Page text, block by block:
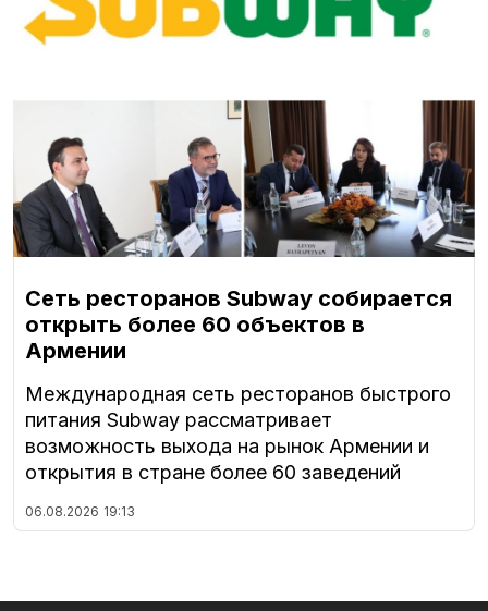
Сеть ресторанов Subway собирается
открыть более 60 объектов в
Армении
Международная сеть ресторанов быстрого
питания Subway рассматривает
возможность выхода на рынок Армении и
открытия в стране более 60 заведений
06.08.2026 19:13